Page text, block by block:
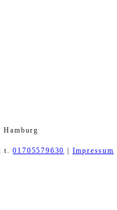
| t.01705579630 | Impressum